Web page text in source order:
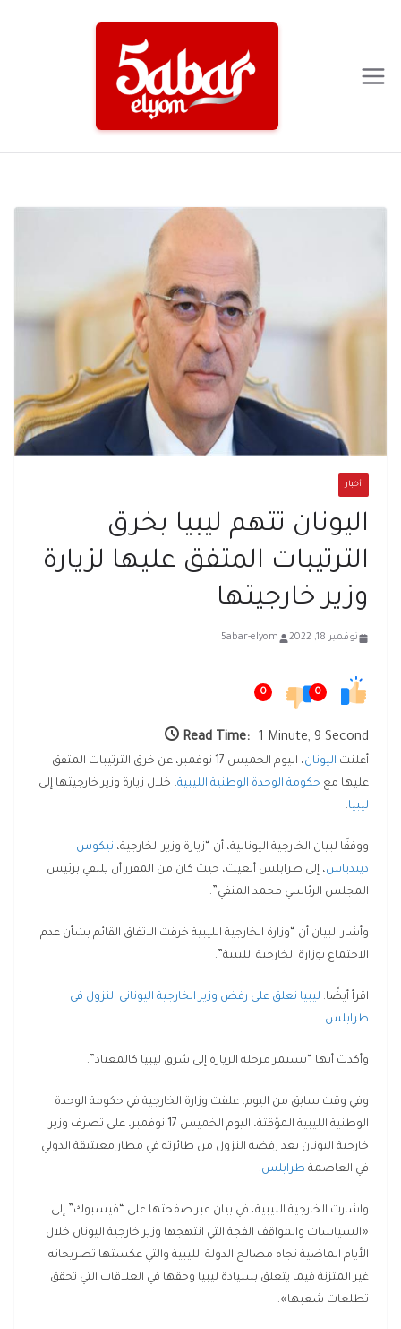
أخبار
اليونان تتهم ليبيا بخرق
الترتيبات المتفق عليها لزيارة
وزير خارجيتها
نوفمبر 18, 2022 5abar-elyom
0
0
Read Time: 1 Minute, 9 Second
أعلنت اليونان
، اليوم الخميس 17 نوفمبر، عن خرق الترتيبات المتفق
عليها مع حكومة الوحدة الوطنية الليبية، خلال زيارة وزير خارجيتها إلى
ليبيا.
ووفقًا لبيان الخارجية اليونانية، أن “زيارة وزير الخارجية، نيكوس
ديندياس، إلى طرابلس ألغيت، حيث كان من المقرر أن يلتقي برئيس
المجلس الرئاسي محمد المنفي”.
وأشار البيان أن “وزارة الخارجية الليبية خرقت الاتفاق القائم بشأن عدم
الاجتماع بوزارة الخارجية الليبية”.
اقرأ أيضًا: ليبيا تعلق على رفض وزير الخارجية اليوناني النزول في
طرابلس
وأكدت أنها “تستمر مرحلة الزيارة إلى شرق ليبيا كالمعتاد”.
وفي وقت سابق من اليوم، علقت وزارة الخارجية في حكومة الوحدة
الوطنية الليبية المؤقتة، اليوم الخميس 17 نوفمبر، على تصرف وزير
خارجية اليونان بعد رفضه النزول من طائرته في مطار معيتيقة الدولي
في العاصمة طرابلس.
واشارت الخارجية الليبية، في بيان عبر صفحتها على “فيسبوك” إلى
«السياسات والمواقف الفجة التي انتهجها وزير خارجية اليونان خلال
الأيام الماضية تجاه مصالح الدولة الليبية والتي عكستها تصريحاته
غير المتزنة فيما يتعلق بسيادة ليبيا وحقها في العلاقات التي تحقق
تطلعات شعبها».